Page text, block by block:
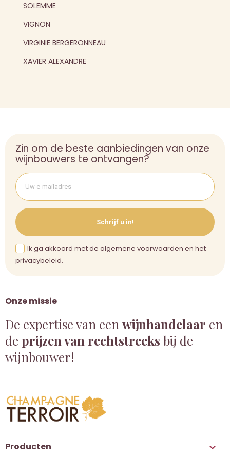
SOLEMME
VIGNON
VIRGINIE BERGERONNEAU
XAVIER ALEXANDRE
Onze missie
De expertise van eenwijnhandelaar en
de prijzen van rechtstreeks bij de
wijnbouwer!
Zin om de beste aanbiedingen van onze
wijnbouwers te ontvangen?
Schrijf u in!
Ik ga akkoord met de algemene voorwaarden en het
privacybeleid.
Producten 